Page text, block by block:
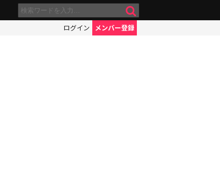
ログイン メンバー登録